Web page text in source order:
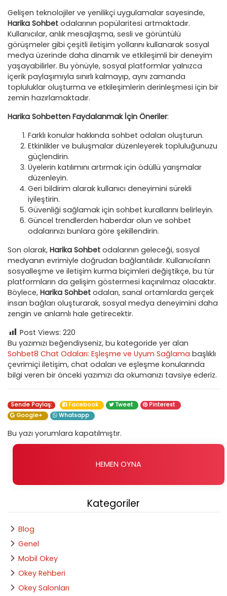
Gelişen teknolojiler ve yenilikçi uygulamalar sayesinde,
Harika Sohbet odalarının popülaritesi artmaktadır.
Kullanıcılar, anlık mesajlaşma, sesli ve görüntülü
görüşmeler gibi çeşitli iletişim yollarını kullanarak sosyal
medya üzerinde daha dinamik ve etkileşimli bir deneyim
yaşayabilirler. Bu yönüyle, sosyal platformlar yalnızca
içerik paylaşımıyla sınırlı kalmayıp, aynı zamanda
topluluklar oluşturma ve etkileşimlerin derinleşmesi için bir
zemin hazırlamaktadır.
Harika Sohbetten Faydalanmak İçin Öneriler:
Farklı konular hakkında sohbet odaları oluşturun.
Etkinlikler ve buluşmalar düzenleyerek topluluğunuzu
güçlendirin.
Üyelerin katılımını artırmak için ödüllü yarışmalar
düzenleyin.
Geri bildirim alarak kullanıcı deneyimini sürekli
iyileştirin.
Güvenliği sağlamak için sohbet kurallarını belirleyin.
Güncel trendlerden haberdar olun ve sohbet
odalarınızı bunlara göre şekillendirin.
Son olarak, Harika Sohbet odalarının geleceği, sosyal
medyanın evrimiyle doğrudan bağlantılıdır. Kullanıcıların
sosyalleşme ve iletişim kurma biçimleri değiştikçe, bu tür
platformların da gelişim göstermesi kaçınılmaz olacaktır.
Böylece, Harika Sohbet odaları, sanal ortamlarda gerçek
insan bağları oluşturarak, sosyal medya deneyimini daha
zengin ve anlamlı hale getirecektir.
Post Views: 220
Bu yazımızı beğendiyseniz, bu kategoride yer alan
Sohbet8 Chat Odaları: Eşleşme ve Uyum Sağlama başlıklı
çevrimiçi iletişim, chat odaları ve eşleşme konularında
bilgi veren bir önceki yazımızı da okumanızı tavsiye ederiz.
Sende Paylaş: Facebook Tweet
Pinterest
Google+
Whatsapp
Bu yazı yorumlara kapatılmıştır.
HEMEN OYNA
Kategoriler
Blog
Genel
Mobil Okey
Okey Rehberi
Okey Salonları